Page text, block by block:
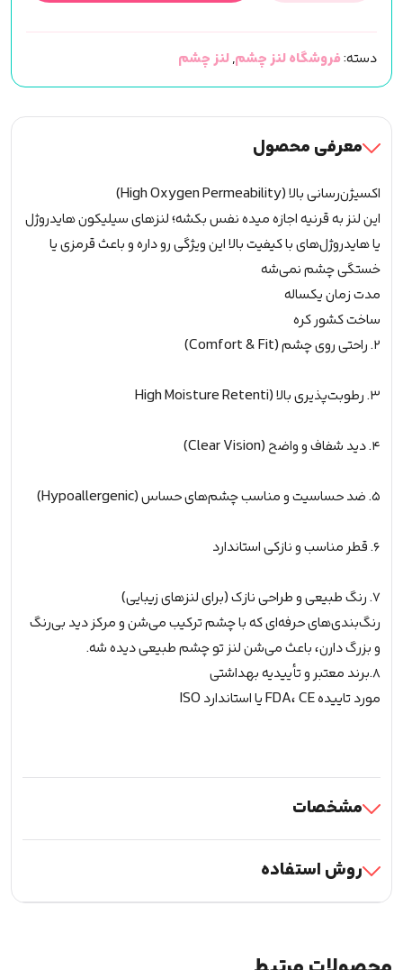
سی
ویژن
(WITTY
BROWN)
عدد
دسته:فروشگاه لنز چشم,لنز چشم
معرفی محصول
اکسیژن‌رسانی بالا (High Oxygen Permeability)
اين لنز به قرنیه اجازه ميده نفس بکشه؛ لنزهای سیلیکون هایدروژل
یا هایدروژل‌های با کیفیت بالا این ویژگی رو داره و باعث قرمزی یا
خستگی چشم نمی‌شه
مدت زمان یکساله
ساخت کشور کره
۲. راحتی روی چشم (Comfort & Fit)
۳. رطوبت‌پذیری بالا (High Moisture Retenti
۴. دید شفاف و واضح (Clear Vision)
۵. ضد حساسیت و مناسب چشم‌های حساس (Hypoallergenic)
۶. قطر مناسب و نازکی استاندارد
۷. رنگ طبیعی و طراحی نازک (برای لنزهای زیبایی)
رنگ‌بندی‌های حرفه‌ای که با چشم ترکیب می‌شن و مرکز دید بی‌رنگ
و بزرگ دارن، باعث می‌شن لنز تو چشم طبیعی دیده شه.
٨.برند معتبر و تأییدیه بهداشتی
مورد تاییده FDA، CE یا استاندارد ISO
مشخصات
روش استفاده